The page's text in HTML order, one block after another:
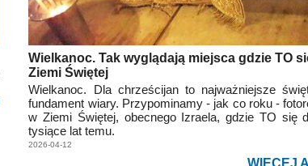
Wielkanoc. Tak wyglądają miejsca gdzie TO
Ziemi Świętej
Wielkanoc. Dla chrześcijan to najważniejsze
fundament wiary. Przypominamy - jak co roku -
w Ziemi Świętej, obecnego Izraela, gdzie TO się
tysiące lat temu.
2026-04-12
WIĘCEJ